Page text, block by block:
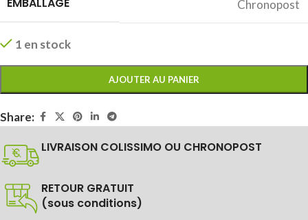
EMBALLAGE
Chronopost
1 en stock
AJOUTER AU PANIER
Share:
LIVRAISON COLISSIMO OU CHRONOPOST
RETOUR GRATUIT
(sous conditions)